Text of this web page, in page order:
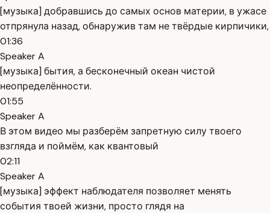
[музыка] добравшись до самых основ материи, в ужасе
отпрянула назад, обнаружив там не твёрдые кирпичики,
01:36
Speaker A
[музыка] бытия, а бесконечный океан чистой
неопределённости.
01:55
Speaker A
В этом видео мы разберём запретную силу твоего
взгляда и поймём, как квантовый
02:11
Speaker A
[музыка] эффект наблюдателя позволяет менять
события твоей жизни, просто глядя на